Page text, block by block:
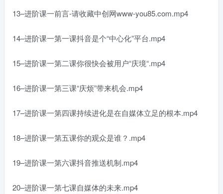
13–进阶课一前言-请收藏中创网www-you85.com.mp4
14–进阶课一第一课抖音是个“中心化”平台.mp4
15–进阶课一第二课你很快会被用户“庆境“.mp4
16–进阶课一第三课“庆烦”带来机会.mp4
17–进阶课一第四课持续进化是在自媒体立足的根本.mp4
18–进阶课一第五课你的观众是谁？.mp4
19–进阶课一第六课抖音推送机制.mp4
20–进阶课一第七课自媒体的未来.mp4